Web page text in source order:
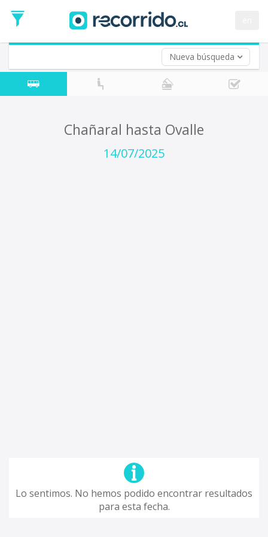
Nueva búsqueda
de
Ida
Vuelta (opcional)
Fecha
de
Chañaral hasta Ovalle
14/07/2025
Lo sentimos. No hemos podido encontrar resultados
para esta fecha.